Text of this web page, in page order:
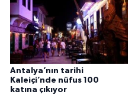
Antalya’nın tarihi
Kaleiçi’nde nüfus 100
katına çıkıyor